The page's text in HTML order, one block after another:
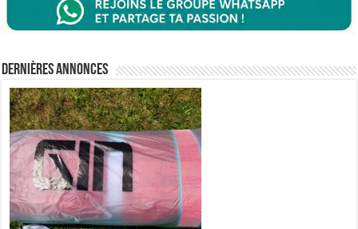
Dernières annonces